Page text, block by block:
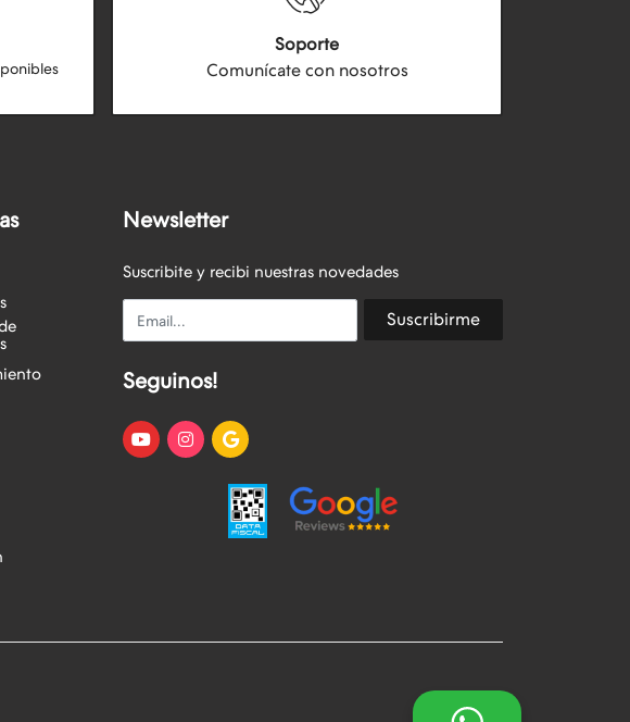
Soporte
Comunícate con nosotros
Newsletter
Suscribite y recibi nuestras novedades
Email Suscribirme
Seguinos!